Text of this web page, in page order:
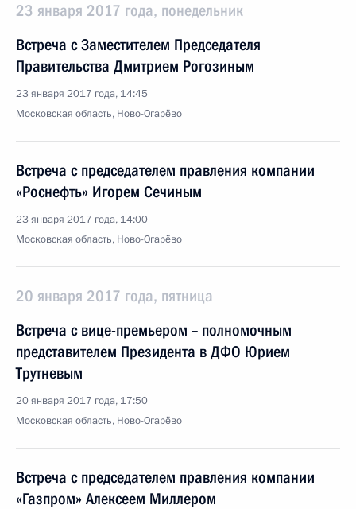
23 января 2017 года, понедельник
Встреча с Заместителем Председателя
Правительства Дмитрием Рогозиным
23 января 2017 года, 14:45
Московская область, Ново-Огарёво
Встреча с председателем правления компании
«Роснефть» Игорем Сечиным
23 января 2017 года, 14:00
Московская область, Ново-Огарёво
20 января 2017 года, пятница
Встреча с вице-премьером – полномочным
представителем Президента в ДФО Юрием
Трутневым
20 января 2017 года, 17:50
Московская область, Ново-Огарёво
Встреча с председателем правления компании
«Газпром» Алексеем Миллером